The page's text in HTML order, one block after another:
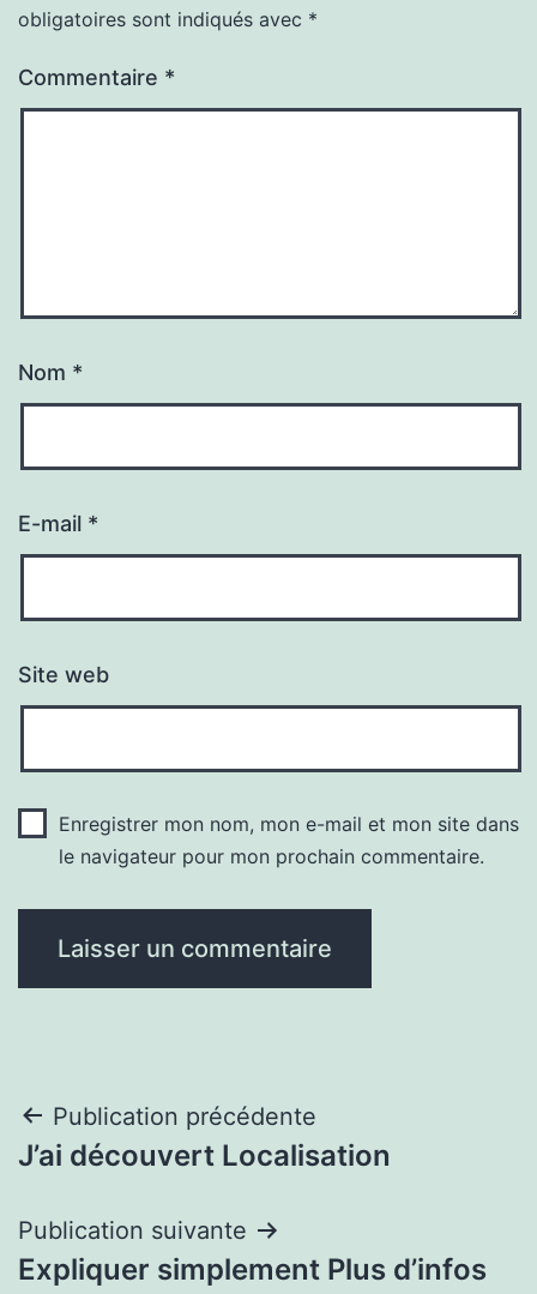
obligatoires sont indiqués avec *
Commentaire *
Nom *
E-mail *
Site web
Enregistrer mon nom, mon e-mail et mon site dans
le navigateur pour mon prochain commentaire.
Navigation
de
l’article
Publication précédente
J’ai découvert Localisation
Publication suivante
Expliquer simplement Plus d’infos